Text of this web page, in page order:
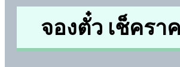
จองตั๋ว เช็ครา